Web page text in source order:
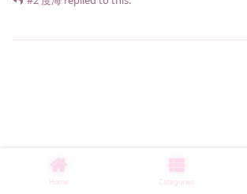
Home Categories